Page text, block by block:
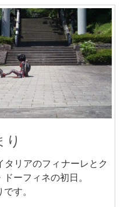
タリアのフィナーレとク
ーフィネの初日。
す。